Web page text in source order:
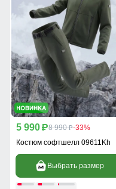
5 990 p8 990 p-33%
Костюм софтшелл 09611Kh
Выбрать размер